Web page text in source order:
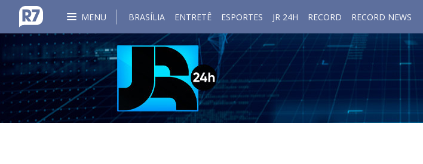
MENU BRASÍLIA ENTRETÊ ESPORTES JR 24H RECORD RECORD NEWS